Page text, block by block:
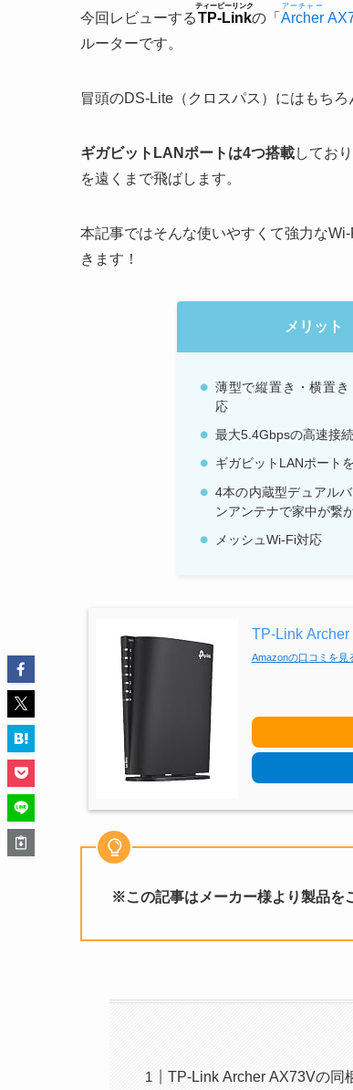
今回レビューするTP-Link
ティーピーリンク
の「 Archer
アーチャー
ルーターです。
冒頭のDS-Lite（クロスパス）にはもちろ
ギガビットLANポートは4つ搭載してお
を遠くまで飛ばします。
本記事ではそんな使いやすくて強力なWi-
きます！
メリット
薄型で縦置き・横置
応
最大5.4Gbpsの高速接続
ギガビットLANポート
4本の内蔵型デュアル
ンアンテナで家中が繋
メッシュWi-Fi対応
TP-Link Archer
Amazonの口コミを見
※この記事はメーカー様より製品を
TP-Link Archer AX73Vの同